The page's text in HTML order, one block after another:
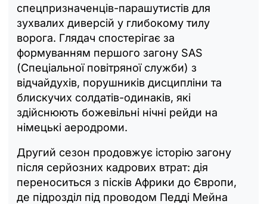
спецпризначенців-парашутистів для
зухвалих диверсій у глибокому тилу
ворога. Глядач спостерігає за
формуванням першого загону SAS
(Спеціальної повітряної служби) з
відчайдухів, порушників дисципліни та
блискучих солдатів-одинаків, які
здійснюють божевільні нічні рейди на
німецькі аеродроми.
Другий сезон продовжує історію загону
після серйозних кадрових втрат: дія
переноситься з пісків Африки до Європи,
де підрозділ під проводом Педді Мейна